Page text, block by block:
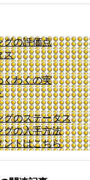
グの評価点
ス
くわくの実
グのステータス
グの入手方法
ントはこちら